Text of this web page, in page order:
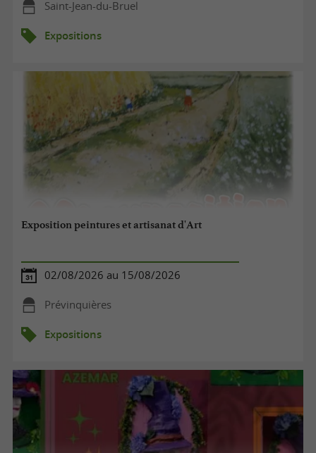
Saint-Jean-du-Bruel
Expositions
Exposition peintures et artisanat d'Art
02/08/2026 au 15/08/2026
Prévinquières
Expositions